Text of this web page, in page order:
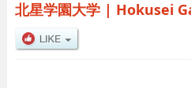
北星学園大学| Hokusei